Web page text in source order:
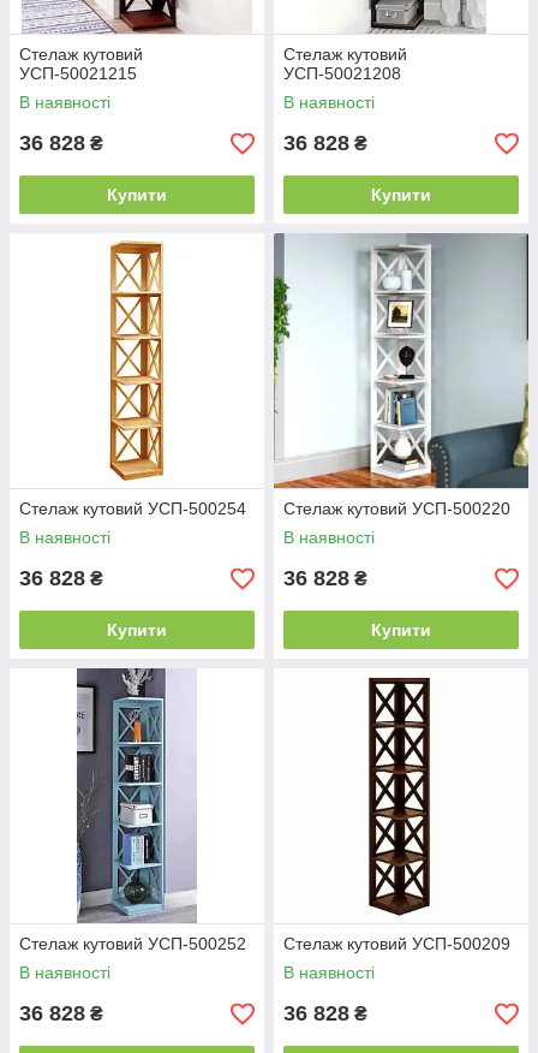
Стелаж кутовий
УСП-50021215
В наявності
36 828 ₴
Купити
Стелаж кутовий
УСП-50021208
В наявності
36 828 ₴
Купити
Стелаж кутовий УСП-500254
В наявності
36 828 ₴
Купити
Стелаж кутовий УСП-500220
В наявності
36 828 ₴
Купити
Стелаж кутовий УСП-500252
В наявності
36 828 ₴
Стелаж кутовий УСП-500209
В наявності
36 828 ₴